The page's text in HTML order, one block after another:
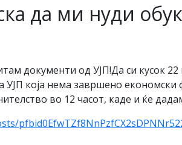
да ми нуди
документи од УЈП!Да си
која нема завршено
во 12 часот, каде и ќе